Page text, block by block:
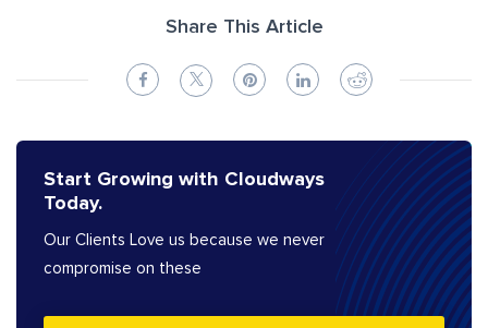
Share This Article
Start Growing with Cloudways
Today.
Our Clients Love us because we never
compromise on these